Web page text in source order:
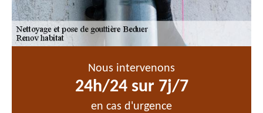
Nous intervenons
24h/24 sur 7j/7
en cas d'urgence